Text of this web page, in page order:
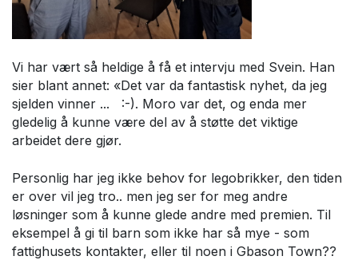
Vi har vært så heldige å få et intervju med Svein. Han
sier blant annet: «Det var da fantastisk nyhet, da jeg
sjelden vinner ... :-). Moro var det, og enda mer
gledelig å kunne være del av å støtte det viktige
arbeidet dere gjør.
Personlig har jeg ikke behov for legobrikker, den tiden
er over vil jeg tro.. men jeg ser for meg andre
løsninger som å kunne glede andre med premien. Til
eksempel å gi til barn som ikke har så mye - som
fattighusets kontakter, eller til noen i Gbason Town??